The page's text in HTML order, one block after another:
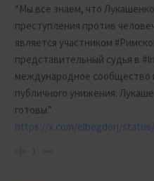
“Мы все знаем, что
преступления против
является участником
представительный судья в
международное сообщество
публичного унижения.
готовы.”
https://x.com/elbegdorj/status/
1